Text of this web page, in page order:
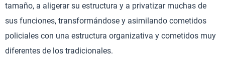
tamaño, a aligerar su estructura y a privatizar muchas de
sus funciones, transformándose y asimilando cometidos
policiales con una estructura organizativa y cometidos muy
diferentes de los tradicionales.